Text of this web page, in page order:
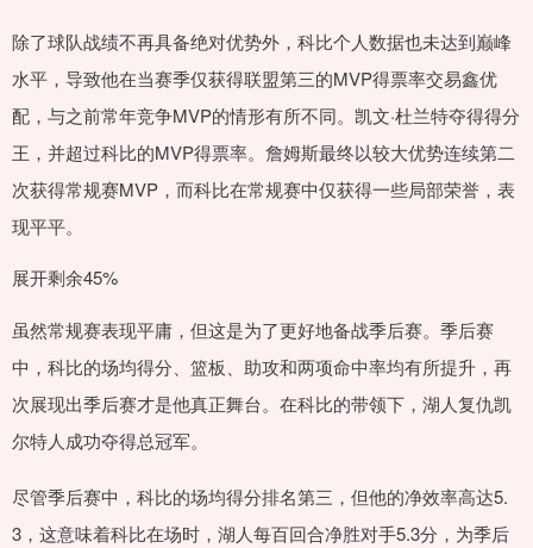
除了球队战绩不再具备绝对优势外，科比个人数据也未达到巅峰
水平，导致他在当赛季仅获得联盟第三的MVP得票率交易鑫优
配，与之前常年竞争MVP的情形有所不同。凯文·杜兰特夺得得分
王，并超过科比的MVP得票率。詹姆斯最终以较大优势连续第二
次获得常规赛MVP，而科比在常规赛中仅获得一些局部荣誉，表
现平平。
展开剩余45%
虽然常规赛表现平庸，但这是为了更好地备战季后赛。季后赛
中，科比的场均得分、篮板、助攻和两项命中率均有所提升，再
次展现出季后赛才是他真正舞台。在科比的带领下，湖人复仇凯
尔特人成功夺得总冠军。
尽管季后赛中，科比的场均得分排名第三，但他的净效率高达5.
3，这意味着科比在场时，湖人每百回合净胜对手5.3分，为季后